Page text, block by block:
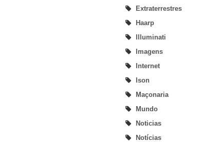
Extraterrestres
Haarp
Illuminati
Imagens
Internet
Ison
Maçonaria
Mundo
Noticias
Notícias